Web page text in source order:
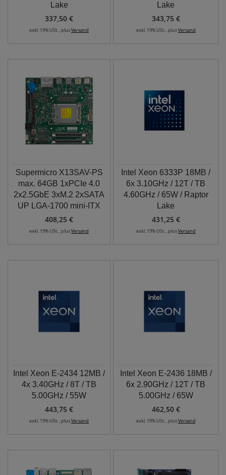
Lake
337,50 €
exkl. 19% USt. , plusVersand
Lake
343,75 €
exkl. 19% USt. , plusVersand
Supermicro X13SAV-PS
max. 64GB 1xPCIe 4.0
2x2.5GbE 3xM.2 2xSATA
UP LGA-1700 mini-ITX
408,25 €
exkl. 19% USt. , plusVersand
Intel Xeon 6333P 18MB /
6x 3.10GHz / 12T / TB
4.60GHz / 65W / Raptor
Lake
431,25 €
exkl. 19% USt. , plusVersand
Intel Xeon E-2434 12MB /
4x 3.40GHz / 8T / TB
5.00GHz / 55W
443,75 €
exkl. 19% USt. , plusVersand
Intel Xeon E-2436 18MB /
6x 2.90GHz / 12T / TB
5.00GHz / 65W
462,50 €
exkl. 19% USt. , plusVersand